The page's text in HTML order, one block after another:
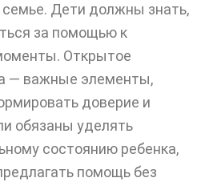
Дети должны знать,
за помощью к
Открытое
— важные элементы,
доверие и
обязаны уделять
состоянию ребенка,
помощь без